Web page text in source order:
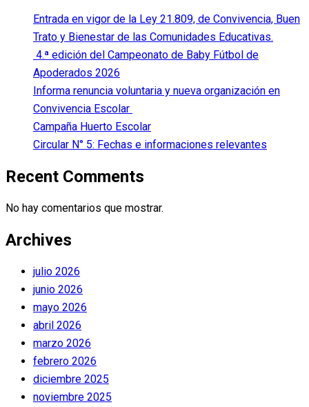
Entrada en vigor de la Ley 21.809, de Convivencia, Buen
Trato y Bienestar de las Comunidades Educativas.
4.ª edición del Campeonato de Baby Fútbol de
Apoderados 2026
Informa renuncia voluntaria y nueva organización en
Convivencia Escolar
Campaña Huerto Escolar
Circular N° 5: Fechas e informaciones relevantes
Recent Comments
No hay comentarios que mostrar.
Archives
julio 2026
junio 2026
mayo 2026
abril 2026
marzo 2026
febrero 2026
diciembre 2025
noviembre 2025